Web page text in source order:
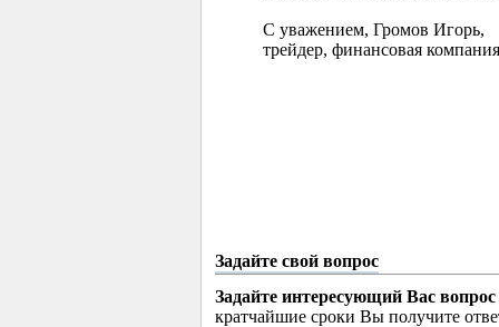
С уважением, Громов Игорь,
трейдер, финансовая
Задайте свой вопрос
Задайте интересующий Вас вопрос
кратчайшие сроки Вы получите